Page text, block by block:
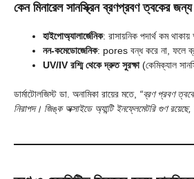
কেন মিনারেল সানস্ক্রিন ব্রণপ্রবণ ত্বকের
হাইপোঅ্যালার্জেনিক: রাসায়নিক পদার্থ কম
নন-কমেডোজেনিক: pores বন্ধ করে না, ফলে
UV/IV রশ্মি থেকে দ্রুত সুরক্ষা(কেমিক্যাল
ডার্মাটোলজিস্ট ডা. অনামিকা রায়ের মতে, “ব্রণ প্রবণ ত্বকে
নিরাপদ। জিঙ্ক অক্সাইডে অ্যান্টি ইনফ্লেমেটরি গুণ